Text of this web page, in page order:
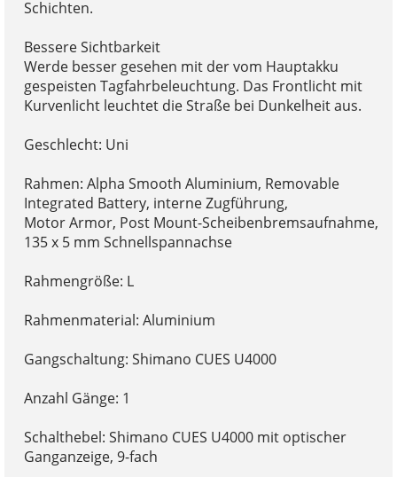
Schichten.
Bessere Sichtbarkeit
Werde besser gesehen mit der vom Hauptakku
gespeisten Tagfahrbeleuchtung. Das Frontlicht mit
Kurvenlicht leuchtet die Straße bei Dunkelheit aus.
Geschlecht: Uni
Rahmen: Alpha Smooth Aluminium, Removable
Integrated Battery, interne Zugführung,
Motor Armor, Post Mount-Scheibenbremsaufnahme,
135 x 5 mm Schnellspannachse
Rahmengröße: L
Rahmenmaterial: Aluminium
Gangschaltung: Shimano CUES U4000
Anzahl Gänge: 1
Schalthebel: Shimano CUES U4000 mit optischer
Ganganzeige, 9-fach